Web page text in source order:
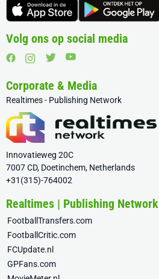
Volg ons op social media
Corporate & Media
Realtimes - Publishing Network
Innovatieweg 20C
7007 CD, Doetinchem, Netherlands
+31(315)-764002
Realtimes | Publishing Network
FootballTransfers.com
FootballCritic.com
FCUpdate.nl
GPFans.com